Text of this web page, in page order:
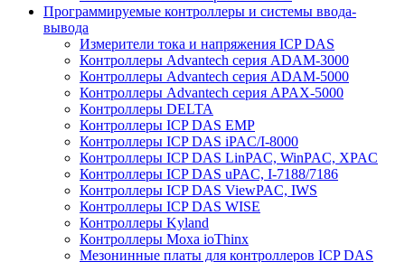
Программируемые контроллеры и системы ввода-
вывода
Измерители тока и напряжения ICP DAS
Контроллеры Advantech серия ADAM-3000
Контроллеры Advantech серия ADAM-5000
Контроллеры Advantech серия APAX-5000
Контроллеры DELTA
Контроллеры ICP DAS EMP
Контроллеры ICP DAS iPAC/I-8000
Контроллеры ICP DAS LinPAC, WinPAC, XPAC
Контроллеры ICP DAS uPAC, I-7188/7186
Контроллеры ICP DAS ViewPAC, IWS
Контроллеры ICP DAS WISE
Контроллеры Kyland
Контроллеры Moxa ioThinx
Мезонинные платы для контроллеров ICP DAS